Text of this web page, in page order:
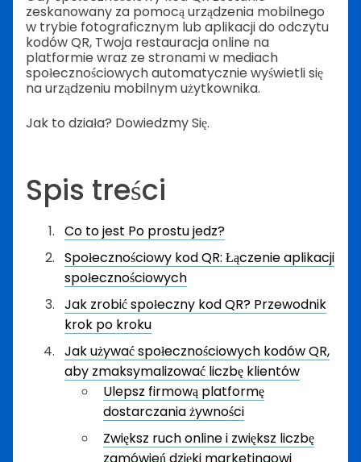
zeskanowany za pomocą urządzenia mobilnego
w trybie fotograficznym lub aplikacji do odczytu
kodów QR, Twoja restauracja online na
platformie wraz ze stronami w mediach
społecznościowych automatycznie wyświetli się
na urządzeniu mobilnym użytkownika.
Jak to działa? Dowiedzmy Się.
Spis treści
Co to jest Po prostu jedz?
Społecznościowy kod QR: Łączenie aplikacji
społecznościowych
Jak zrobić społeczny kod QR? Przewodnik
krok po kroku
Jak używać społecznościowych kodów QR,
aby zmaksymalizować liczbę klientów
Ulepsz firmową platformę
dostarczania żywności
Zwiększ ruch online i zwiększ liczbę